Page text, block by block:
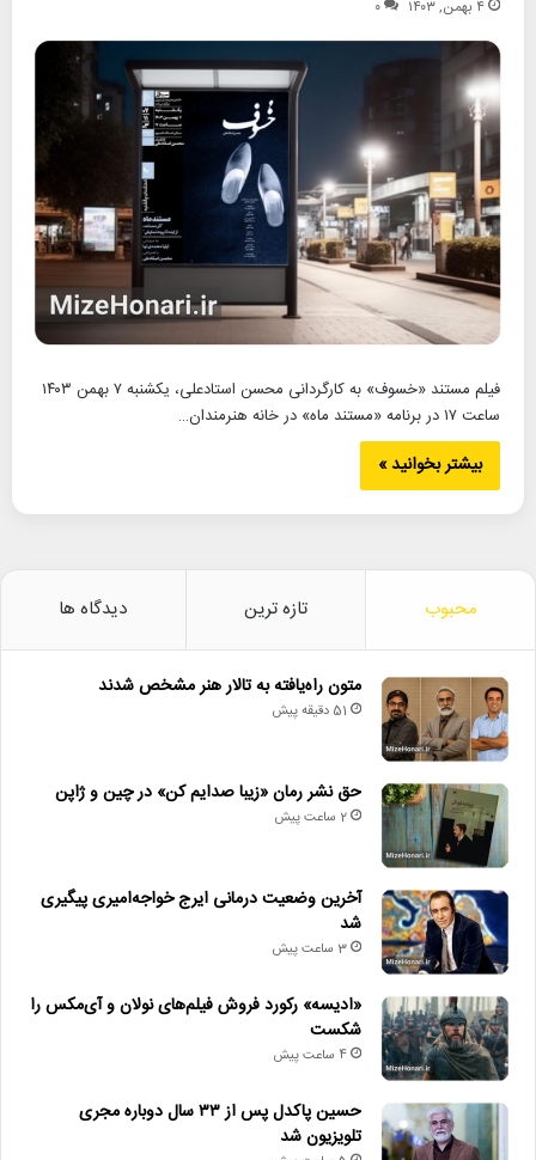
۴ بهمن, ۱۴۰۳ ۰
فیلم مستند «خسوف» به کارگردانی محسن استادعلی، یکشنبه ۷ بهمن ۱۴۰۳
ساعت ۱۷ در برنامه «مستند ماه» در خانه هنرمندان…
بیشتر بخوانید »
محبوب تازه ترین دیدگاه ها
متون راه‌یافته به تالار هنر مشخص شدند
51 دقیقه پیش
حق نشر رمان «زیبا صدایم کن» در چین و ژاپن
2 ساعت پیش
آخرین وضعیت درمانی ایرج خواجه‌امیری پیگیری
شد
3 ساعت پیش
«ادیسه» رکورد فروش فیلم‌های نولان و آی‌مکس را
شکست
4 ساعت پیش
حسین پاکدل پس از ۳۳ سال دوباره مجری
تلویزیون شد